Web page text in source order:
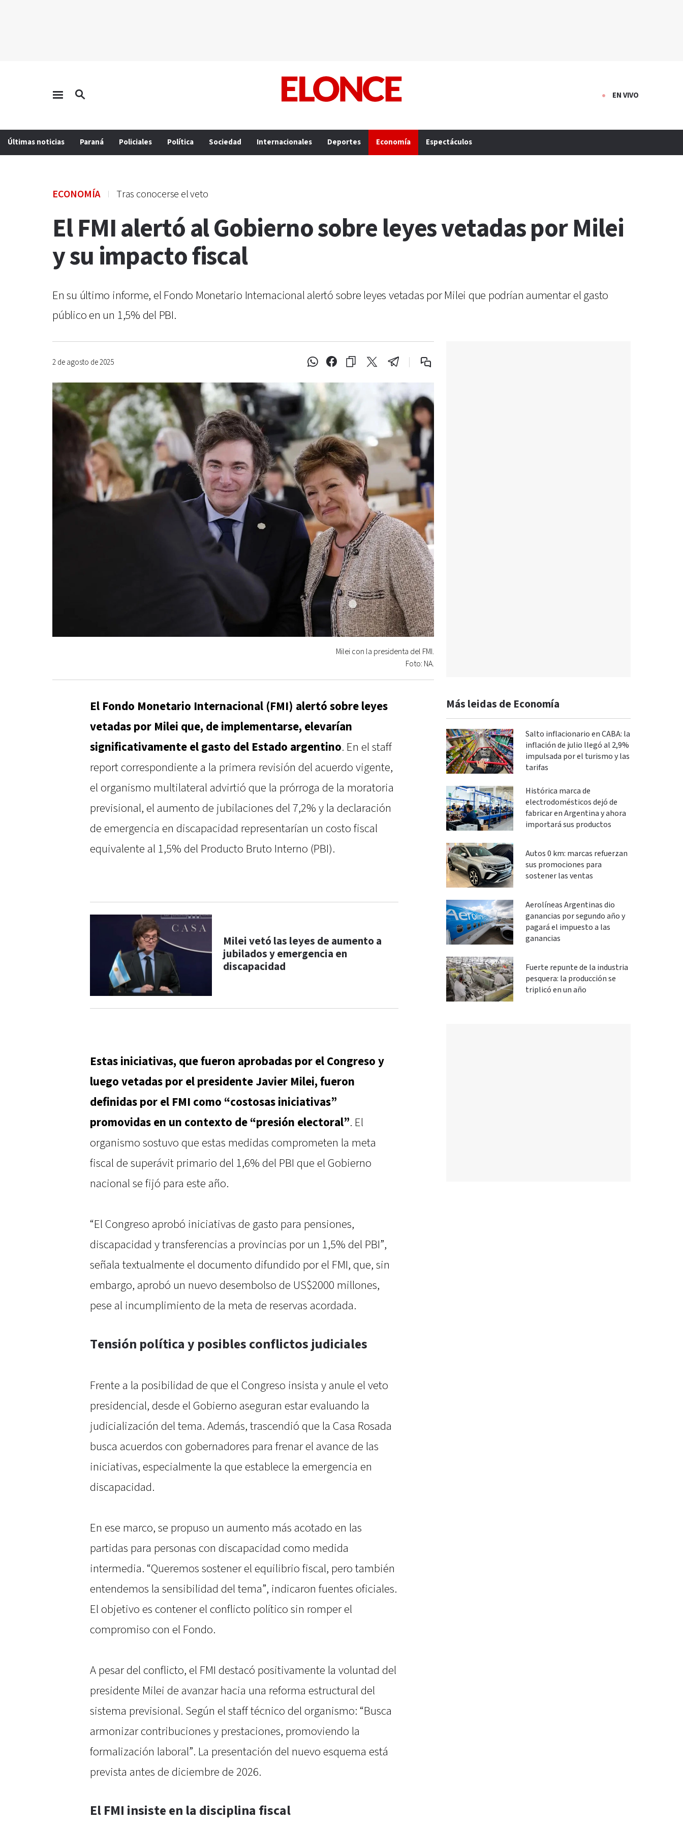
EN VIVO
Últimas noticias Paraná Policiales Política Sociedad Internacionales Deportes Economía Espectáculos
ECONOMÍA Tras conocerse el veto
El FMI alertó al Gobierno sobre leyes vetadas por Milei
y su impacto fiscal
En su último informe, el Fondo Monetario Internacional alertó sobre leyes vetadas por Milei que podrían aumentar el gasto
público en un 1,5% del PBI.
2 de agosto de 2025
Milei con la presidenta del FMI.
Foto: NA.
El Fondo Monetario Internacional (FMI) alertó sobre leyes
vetadas por Milei que, de implementarse, elevarían
significativamente el gasto del Estado argentino. En el staff
report correspondiente a la primera revisión del acuerdo vigente,
el organismo multilateral advirtió que la prórroga de la moratoria
previsional, el aumento de jubilaciones del 7,2% y la declaración
de emergencia en discapacidad representarían un costo fiscal
equivalente al 1,5% del Producto Bruto Interno (PBI).
Milei vetó las leyes de aumento a
jubilados y emergencia en
discapacidad
Estas iniciativas, que fueron aprobadas por el Congreso y
luego vetadas por el presidente Javier Milei, fueron
definidas por el FMI como “costosas iniciativas”
promovidas en un contexto de “presión electoral”. El
organismo sostuvo que estas medidas comprometen la meta
fiscal de superávit primario del 1,6% del PBI que el Gobierno
nacional se fijó para este año.
“El Congreso aprobó iniciativas de gasto para pensiones,
discapacidad y transferencias a provincias por un 1,5% del PBI”,
señala textualmente el documento difundido por el FMI, que, sin
embargo, aprobó un nuevo desembolso de US$2000 millones,
pese al incumplimiento de la meta de reservas acordada.
Tensión política y posibles conflictos judiciales
Frente a la posibilidad de que el Congreso insista y anule el veto
presidencial, desde el Gobierno aseguran estar evaluando la
judicialización del tema. Además, trascendió que la Casa Rosada
busca acuerdos con gobernadores para frenar el avance de las
iniciativas, especialmente la que establece la emergencia en
discapacidad.
En ese marco, se propuso un aumento más acotado en las
partidas para personas con discapacidad como medida
intermedia. “Queremos sostener el equilibrio fiscal, pero también
entendemos la sensibilidad del tema”, indicaron fuentes oficiales.
El objetivo es contener el conflicto político sin romper el
compromiso con el Fondo.
A pesar del conflicto, el FMI destacó positivamente la voluntad del
presidente Milei de avanzar hacia una reforma estructural del
sistema previsional. Según el staff técnico del organismo: “Busca
armonizar contribuciones y prestaciones, promoviendo la
formalización laboral”. La presentación del nuevo esquema está
prevista antes de diciembre de 2026.
El FMI insiste en la disciplina fiscal
Más leidas de Economía
Salto inflacionario en CABA: la
inflación de julio llegó al 2,9%
impulsada por el turismo y las
tarifas
Histórica marca de
electrodomésticos dejó de
fabricar en Argentina y ahora
importará sus productos
Autos 0 km: marcas refuerzan
sus promociones para
sostener las ventas
Aerolíneas Argentinas dio
ganancias por segundo año y
pagará el impuesto a las
ganancias
Fuerte repunte de la industria
pesquera: la producción se
triplicó en un año